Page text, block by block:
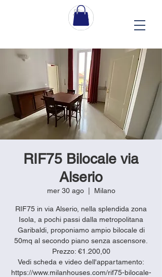
RIF75 Bilocale via
Alserio
mer 30 ago
  |
Milano
RIF75 in via Alserio, nella splendida zona
Isola, a pochi passi dalla metropolitana
Garibaldi, proponiamo ampio bilocale di
50mq al secondo piano senza ascensore.
Prezzo: €1.200,00
Vedi scheda e video dell'appartamento:
https://www.milanhouses.com/rif75-bilocale-